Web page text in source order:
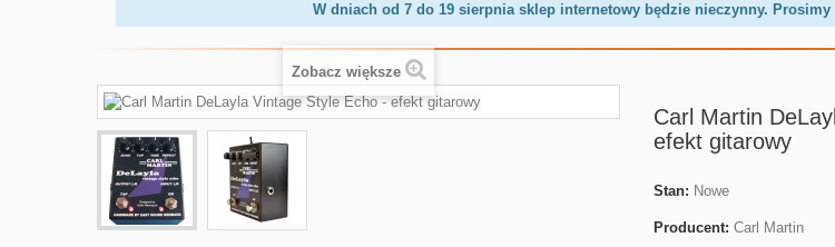
W dniach od 7 do 19 sierpnia sklep internetowy będzie nieczynny.
Zobacz większe
Carl Martin
efekt gitarowy
Stan: Nowe
Producent: Carl Martin